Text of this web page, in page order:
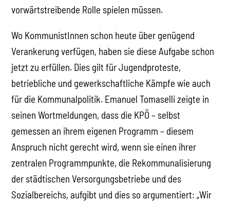
vorwärtstreibende Rolle spielen müssen.
Wo KommunistInnen schon heute über genügend
Verankerung verfügen, haben sie diese Aufgabe schon
jetzt zu erfüllen. Dies gilt für Jugendproteste,
betriebliche und gewerkschaftliche Kämpfe wie auch
für die Kommunalpolitik. Emanuel Tomaselli zeigte in
seinen Wortmeldungen, dass die KPÖ – selbst
gemessen an ihrem eigenen Programm – diesem
Anspruch nicht gerecht wird, wenn sie einen ihrer
zentralen Programmpunkte, die Rekommunalisierung
der städtischen Versorgungsbetriebe und des
Sozialbereichs, aufgibt und dies so argumentiert: „Wir